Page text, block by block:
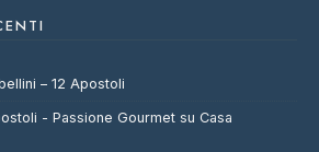
– 12 Apostoli
- Passione Gourmet su Casa